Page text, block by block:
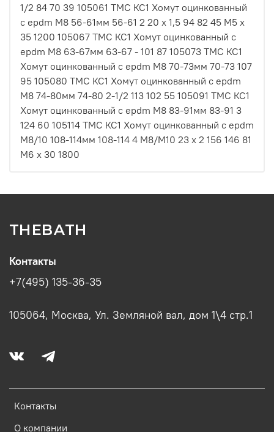
1/2 84 70 39 105061 ТМС КС1 Хомут оцинкованный
с epdm M8 56-61мм 56-61 2 20 х 1,5 94 82 45 М5 х
35 1200 105067 ТМС КС1 Хомут оцинкованный с
epdm M8 63-67мм 63-67 - 101 87 105073 ТМС КС1
Хомут оцинкованный с epdm M8 70-73мм 70-73 107
95 105080 ТМС КС1 Хомут оцинкованный с epdm
M8 74-80мм 74-80 2-1/2 113 102 55 105091 ТМС КС1
Хомут оцинкованный с epdm M8 83-91мм 83-91 3
124 60 105114 ТМС КС1 Хомут оцинкованный с epdm
M8/10 108-114мм 108-114 4 M8/М10 23 х 2 156 146 81
М6 х 30 1800
THEBATH
Контакты
О компании
Контакты
+7(495) 135-36-35
105064, Москва, Ул. Земляной вал, дом 1\4 стр.1